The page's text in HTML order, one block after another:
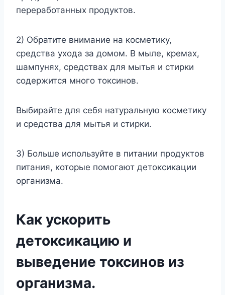
переработанных продуктов.
2) Обратите внимание на косметику,
средства ухода за домом. В мыле, кремах,
шампунях, средствах для мытья и стирки
содержится много токсинов.
Выбирайте для себя натуральную косметику
и средства для мытья и стирки.
3) Больше используйте в питании продуктов
питания, которые помогают детоксикации
организма.
Как ускорить
детоксикацию и
выведение токсинов из
организма.